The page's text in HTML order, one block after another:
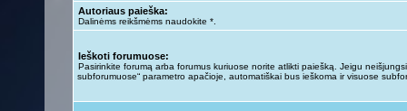
Autoriaus paieška:
Dalinėms reikšmėms naudokite *.
Ieškoti forumuose:
Pasirinkite forumą arba forumus kuriuose norite atlikti paiešką. Jeigu
subforumuose“ parametro apačioje, automatiškai bus ieškoma ir visuose